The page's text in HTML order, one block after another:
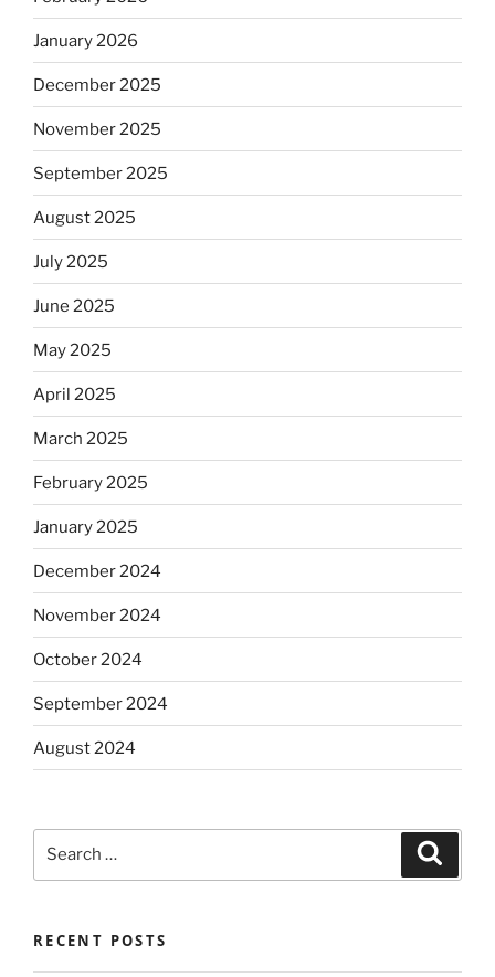
January 2026
December 2025
November 2025
September 2025
August 2025
July 2025
June 2025
May 2025
April 2025
March 2025
February 2025
January 2025
December 2024
November 2024
October 2024
September 2024
August 2024
RECENT POSTS